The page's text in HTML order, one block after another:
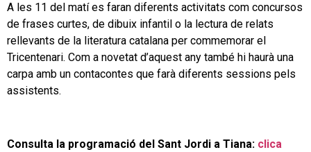
A les 11 del matí es faran diferents activitats com concursos
de frases curtes, de dibuix infantil o la lectura de relats
rellevants de la literatura catalana per commemorar el
Tricentenari. Com a novetat d’aquest any també hi haurà una
carpa amb un contacontes que farà diferents sessions pels
assistents.
Consulta la programació del Sant Jordi a Tiana: clica